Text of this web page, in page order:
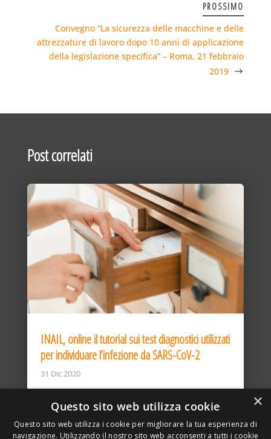
PROSSIMO
Convegno “La sicurezza delle macchine e delle
attrezzature di lavoro dopo 10 anni di applicazione
della legislazione specifica” – Roma, 21 febbraio
2019
Post correlati
INAIL, online il tutorial sui test diagnostici utilizzati
per individuare l’infezione da SARS-CoV-2
31 Dic 2020
×
Questo sito web utilizza cookie
Questo sito web utilizza i cookie per migliorare la tua esperienza di
navigazione. Utilizzando il nostro sito web acconsenti a tutti i cookie